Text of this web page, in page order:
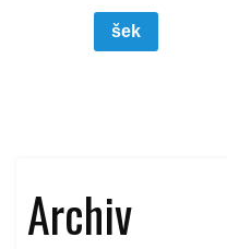
šek
Archiv